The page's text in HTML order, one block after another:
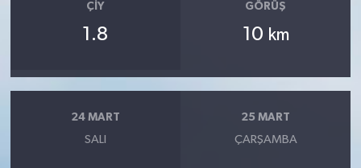
ÇIY
1.8
GÖRÜŞ
10 km
24 MART
SALI
25 MART
ÇARŞAMBA